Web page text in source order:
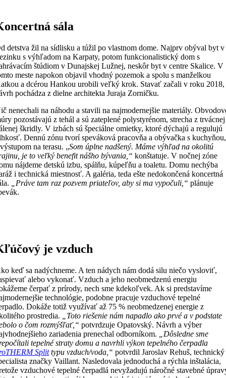
sála
detstva žil na sídlisku a túžil po vlastnom dome. Najprv obýval byt v
s výhľadom na Karpaty, potom funkcionalistický dom s
štúdiom v Dunajskej Lužnej, neskôr byt v centre Skalice. V
meste napokon objavil vhodný pozemok a spolu s manželkou
a dcérou Hankou urobili veľký krok. Stavať začali v roku 2018,
pochádza z dielne architekta Juraja Zorničku.
nenechali na náhodu a stavili na najmodernejšie materiály.
pozostávajú z tehál a sú zateplené polystyrénom, strecha z trvácnej
škridly. V izbách sú špeciálne omietky, ktoré dýchajú a regulujú
Dennú zónu tvorí speváková pracovňa a obývačka s kuchyňou,
na terasu. „Som úplne nadšený. Máme výhľad na okolitú
je to veľký benefit nášho bývania,“ konštatuje. V nočnej zóne
nájdeme detskú izbu, spálňu, kúpeľňu a toaletu. Domu nechýba
i technická miestnosť. A galéria, teda ešte nedokončená koncertná
„Práve tam raz pozvem priateľov, aby si ma vypočuli,“plánuje
je vzduch
keď sa nadýchneme. A ten nádych nám dodá silu niečo vysloviť,
alebo vykonať. Vzduch a jeho neobmedzenú energiu
čerpať z prírody, nech sme kdekoľvek. Ak si predstavíme
technológie, podobne pracuje vzduchové tepelné
Dokáže totiž využívať až 75 % neobmedzenej energie z
prostredia.
„Toto riešenie nám napadlo ako prvé a v podstate
o čom rozmýšľať,“potvrdzuje Opatovský. Návrh a výber
zariadenia prenechal odborníkom.
„Dôsledne sme
tepelné straty domu a navrhli výkon tepelného čerpadla
Splittypu vzduch/voda,“potvrdil Jaroslav Rehuš, technický
značky Vaillant. Nasledovala jednoduchá a rýchla inštalácia,
vzduchové tepelné čerpadlá nevyžadujú náročné stavebné